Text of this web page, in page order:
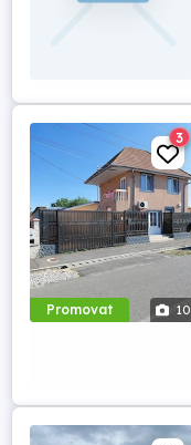
Promovat 10
3